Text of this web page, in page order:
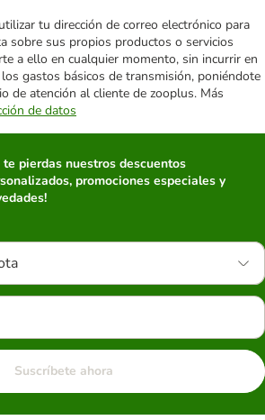
tu dirección de correo electrónico para
sobre sus propios productos o servicios
a ello en cualquier momento, sin incurrir en
gastos básicos de transmisión, poniéndote
de atención al cliente de zooplus. Más
de datos
te pierdas nuestros descuentos
promociones especiales y
Suscríbete ahora